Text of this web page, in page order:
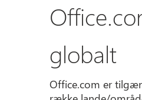
globalt
Office.com er